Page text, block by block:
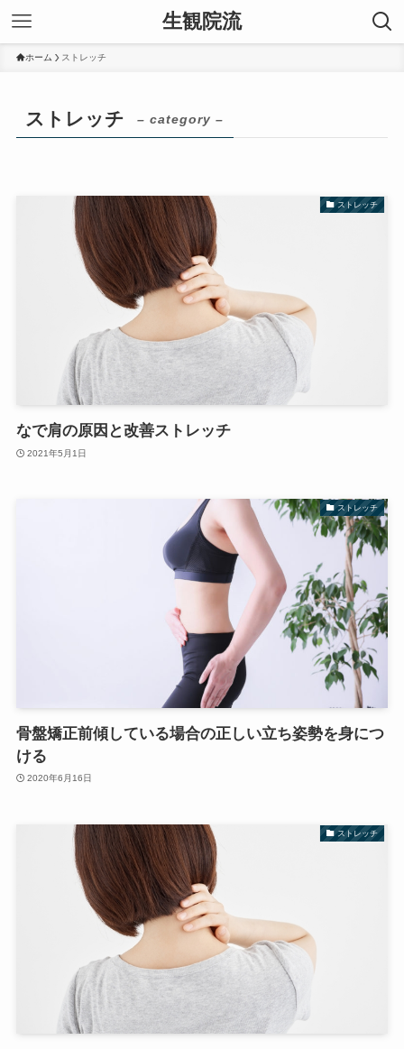
生観院流
ホーム ストレッチ
ストレッチ – category –
ストレッチ
なで肩の原因と改善ストレッチ
2021年5月1日
ストレッチ
骨盤矯正前傾している場合の正しい立ち姿勢を身につ
ける
2020年6月16日
ストレッチ